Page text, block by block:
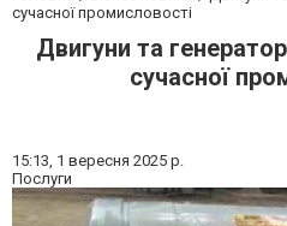
сучасної промисловості
Двигуни та
сучасної
15:13, 1 вересня 2025 р.
Послуги